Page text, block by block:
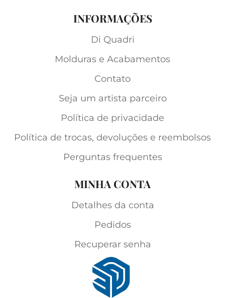
INFORMAÇÕES
Di Quadri
Molduras e Acabamentos
Contato
Seja um artista parceiro
Política de privacidade
Política de trocas, devoluções e reembolsos
Perguntas frequentes
MINHA CONTA
Detalhes da conta
Pedidos
Recuperar senha